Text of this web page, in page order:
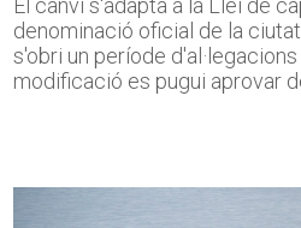
El canvi s'adapta a la Llei de
denominació oficial de la
s'obri un període
modificació es pugui aprovar